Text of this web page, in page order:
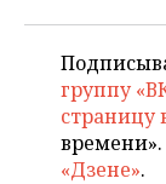
группу
страницу
«Дзене».